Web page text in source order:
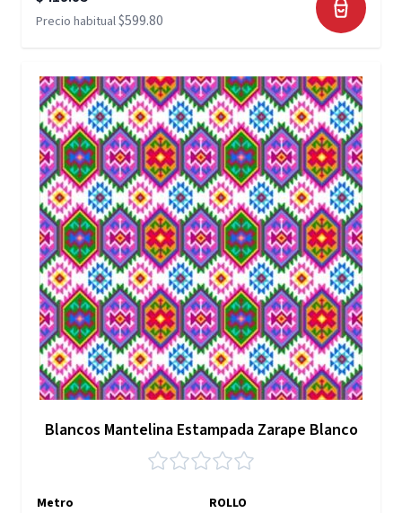
Precio habitual$599.80
Blancos Mantelina Estampada Zarape Blanco
Metro
ROLLO